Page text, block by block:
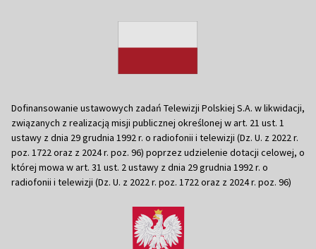
Dofinansowanie ustawowych zadań Telewizji Polskiej S.A. w likwidacji,
związanych z realizacją misji publicznej określonej w art. 21 ust. 1
ustawy z dnia 29 grudnia 1992 r. o radiofonii i telewizji (Dz. U. z 2022 r.
poz. 1722 oraz z 2024 r. poz. 96) poprzez udzielenie dotacji celowej, o
której mowa w art. 31 ust. 2 ustawy z dnia 29 grudnia 1992 r. o
radiofonii i telewizji (Dz. U. z 2022 r. poz. 1722 oraz z 2024 r. poz. 96)